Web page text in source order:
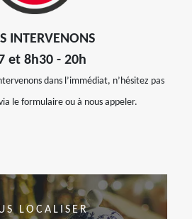
INTERVENONS
et 8h30 - 20h
dans l’immédiat, n’hésitez pas
le formulaire ou à nous appeler.
LOCALISER